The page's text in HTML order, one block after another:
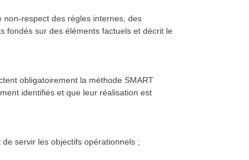
non-respect des règles internes, des
fondés sur des éléments factuels et décrit le
obligatoirement la méthode SMART
identifiés et que leur réalisation est
de servir les objectifs opérationnels ;